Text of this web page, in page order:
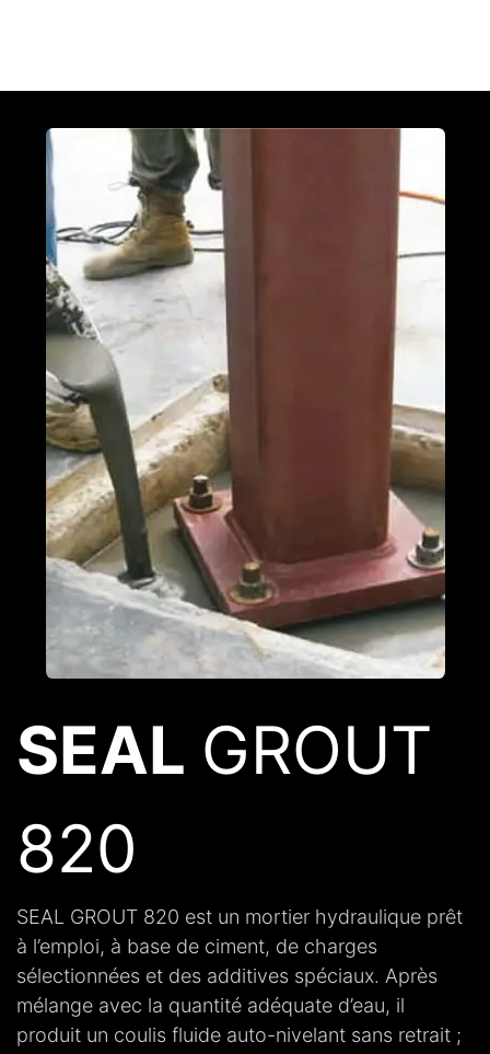
SEAL GROUT
820
SEAL GROUT 820 est un mortier hydraulique prêt
à l’emploi, à base de ciment, de charges
sélectionnées et des additives spéciaux. Après
mélange avec la quantité adéquate d’eau, il
produit un coulis fluide auto-nivelant sans retrait ;